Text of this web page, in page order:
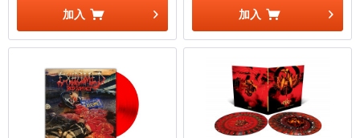
加入 加入